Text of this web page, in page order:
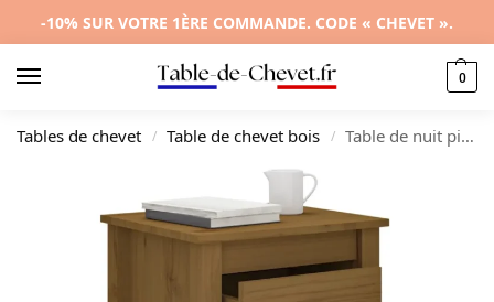
-10% SUR VOTRE 1ÈRE COMMANDE. CODE « CHEVET ».
0
Tables de chevet / Table de chevet bois / Table de nuit pin marron design moderne 2 tiroirs, 40x35x61.5cm